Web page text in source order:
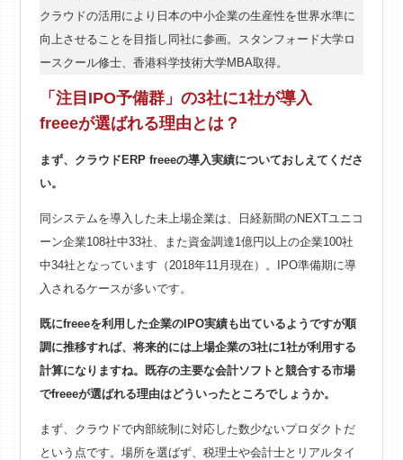
クラウドの活用により日本の中小企業の生産性を世界水準に
向上させることを目指し同社に参画。スタンフォード大学ロ
ースクール修士、香港科学技術大学MBA取得。
「注目IPO予備群」の3社に1社が導入
freeeが選ばれる理由とは？
まず、クラウドERP freeeの導入実績についておしえてくださ
い。
同システムを導入した未上場企業は、日経新聞のNEXTユニコ
ーン企業108社中33社、また資金調達1億円以上の企業100社
中34社となっています（2018年11月現在）。IPO準備期に導
入されるケースが多いです。
既にfreeeを利用した企業のIPO実績も出ているようですが順
調に推移すれば、将来的には上場企業の3社に1社が利用する
計算になりますね。既存の主要な会計ソフトと競合する市場
でfreeeが選ばれる理由はどういったところでしょうか。
まず、クラウドで内部統制に対応した数少ないプロダクトだ
という点です。場所を選ばず、税理士や会計士とリアルタイ